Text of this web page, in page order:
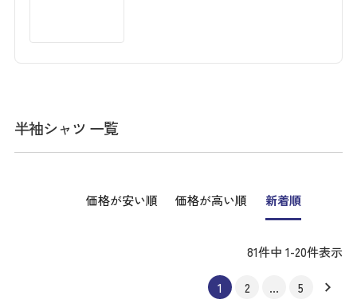
半袖シャツ 一覧
価格が安い順 価格が高い順 新着順
81件中 1-20件表示
1 2 … 5